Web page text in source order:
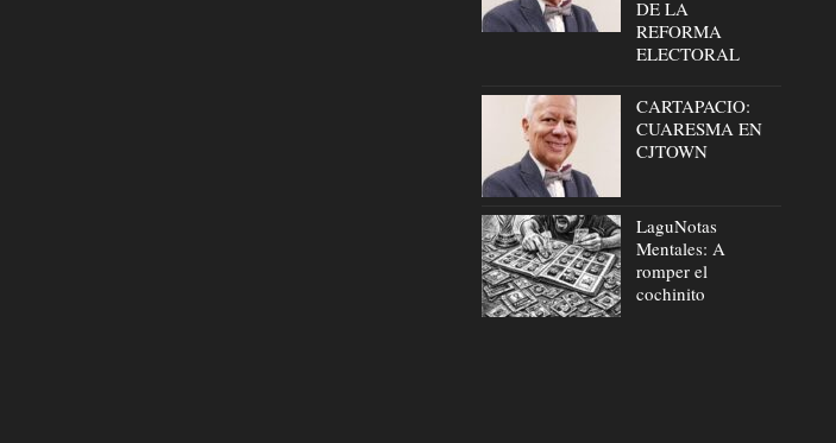
DE LA
REFORMA
ELECTORAL
CARTAPACIO:
CUARESMA EN
CJTOWN
LaguNotas
Mentales: A
romper el
cochinito